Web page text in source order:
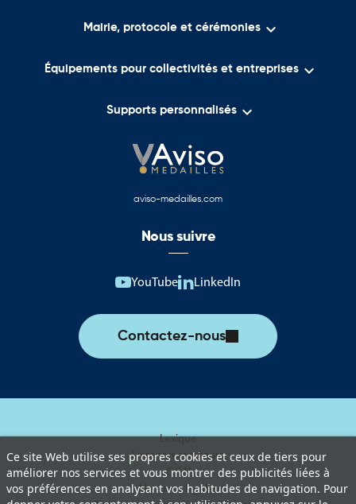
Mairie, protocole et cérémonies 
Équipements pour collectivités et entreprises 
Supports personnalisés 
Ce site Web utilise ses propres cookies et ceux de tiers pour
améliorer nos services et vous montrer des publicités liées à
vos préférences en analysant vos habitudes de navigation. Pour
aviso-medailles.com
Nous suivre
YouTube LinkedIn
Contactez-nous
Lexique
Livraison et retours
C.G.V
Mentions légales